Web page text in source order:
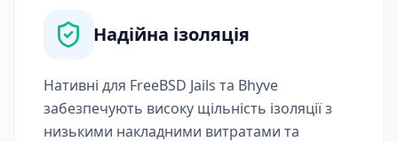
Надійна ізоляція
Нативні для FreeBSD Jails та Bhyve
забезпечують високу щільність ізоляції з
низькими накладними витратами та